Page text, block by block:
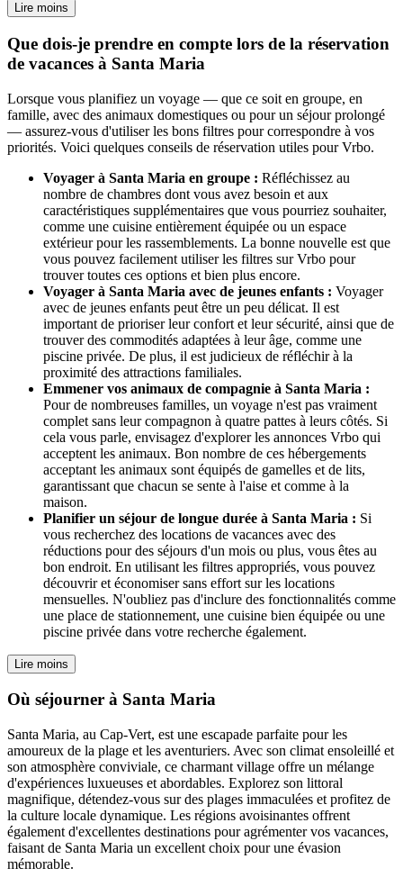
Lire moins
Que dois-je prendre en compte lors de la réservation
de vacances à Santa Maria
Lorsque vous planifiez un voyage — que ce soit en groupe, en
famille, avec des animaux domestiques ou pour un séjour prolongé
— assurez-vous d'utiliser les bons filtres pour correspondre à vos
priorités. Voici quelques conseils de réservation utiles pour Vrbo.
Voyager à Santa Maria en groupe : Réfléchissez au
nombre de chambres dont vous avez besoin et aux
caractéristiques supplémentaires que vous pourriez souhaiter,
comme une cuisine entièrement équipée ou un espace
extérieur pour les rassemblements. La bonne nouvelle est que
vous pouvez facilement utiliser les filtres sur Vrbo pour
trouver toutes ces options et bien plus encore.
Voyager à Santa Maria avec de jeunes enfants : Voyager
avec de jeunes enfants peut être un peu délicat. Il est
important de prioriser leur confort et leur sécurité, ainsi que de
trouver des commodités adaptées à leur âge, comme une
piscine privée. De plus, il est judicieux de réfléchir à la
proximité des attractions familiales.
Emmener vos animaux de compagnie à Santa Maria :
Pour de nombreuses familles, un voyage n'est pas vraiment
complet sans leur compagnon à quatre pattes à leurs côtés. Si
cela vous parle, envisagez d'explorer les annonces Vrbo qui
acceptent les animaux. Bon nombre de ces hébergements
acceptant les animaux sont équipés de gamelles et de lits,
garantissant que chacun se sente à l'aise et comme à la
maison.
Planifier un séjour de longue durée à Santa Maria : Si
vous recherchez des locations de vacances avec des
réductions pour des séjours d'un mois ou plus, vous êtes au
bon endroit. En utilisant les filtres appropriés, vous pouvez
découvrir et économiser sans effort sur les locations
mensuelles. N'oubliez pas d'inclure des fonctionnalités comme
une place de stationnement, une cuisine bien équipée ou une
piscine privée dans votre recherche également.
Lire moins
Où séjourner à Santa Maria
Santa Maria, au Cap-Vert, est une escapade parfaite pour les
amoureux de la plage et les aventuriers. Avec son climat ensoleillé et
son atmosphère conviviale, ce charmant village offre un mélange
d'expériences luxueuses et abordables. Explorez son littoral
magnifique, détendez-vous sur des plages immaculées et profitez de
la culture locale dynamique. Les régions avoisinantes offrent
également d'excellentes destinations pour agrémenter vos vacances,
faisant de Santa Maria un excellent choix pour une évasion
mémorable.